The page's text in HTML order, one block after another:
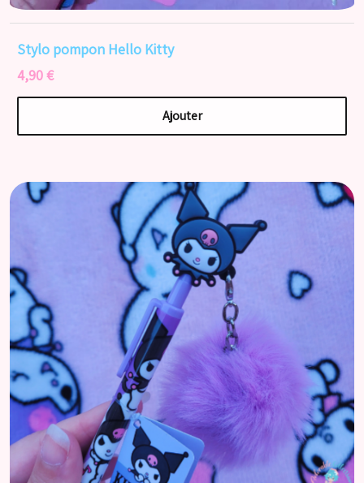
Stylo pompon Hello Kitty
4,90 €
Ajouter